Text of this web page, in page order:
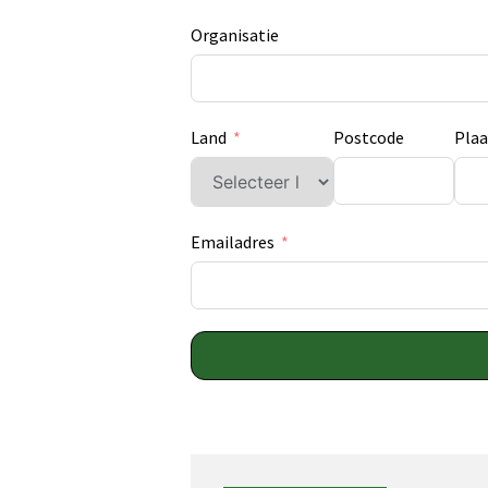
Organisatie
Land Postcode
Emailadres